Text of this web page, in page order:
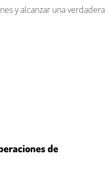
y alcanzar una verdadera
de